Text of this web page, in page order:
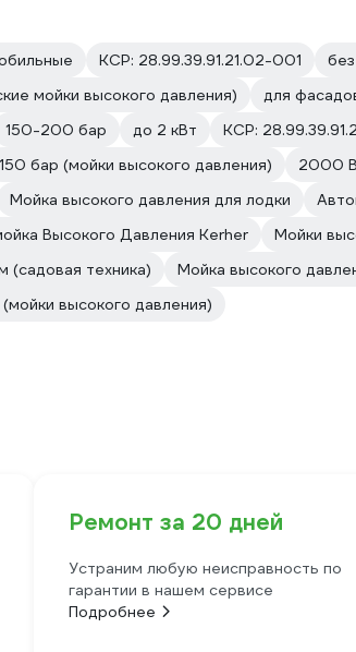
КСР: 28.99.39.91.21.02-001
мойки высокого давления) для
150-200 бар до 2 кВт КСР:
150 бар (мойки высокого давления)
2000
Мойка высокого давления для лодки
Высокого Давления Kerher Мойки
(садовая техника) Мойка высокого
высокого давления)
Ремонт за 20 дней
Устраним любую неисправность по
гарантии в нашем сервисе
Подробнее